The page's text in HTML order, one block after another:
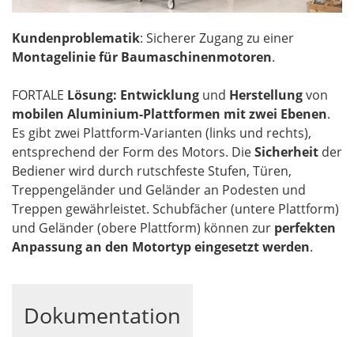
Kundenproblematik: Sicherer Zugang zu einer
Montagelinie für Baumaschinenmotoren.
FORTALE Lösung: Entwicklung und Herstellungvon
mobilen Aluminium-Plattformen mit zwei Ebenen.
Es gibt zwei Plattform-Varianten (links und rechts),
entsprechend der Form des Motors. DieSicherheit der
Bediener wird durch rutschfeste Stufen, Türen,
Treppengeländer und Geländer an Podesten und
Treppen gewährleistet. Schubfächer (untere Plattform)
und Geländer (obere Plattform) können zur perfekten
Anpassung an den Motortyp eingesetzt werden.
Dokumentation